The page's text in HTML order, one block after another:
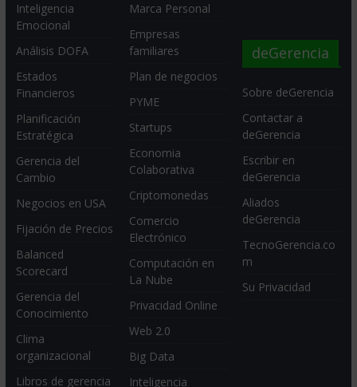
Inteligencia
Emocional
Análisis DOFA
Estados
Financieros
Planificación
Estratégica
Gerencia del
Cambio
Negocios en USA
Fijación de Precios
Balanced
Scorecard
Gerencia del
Conocimiento
Clima
organizacional
Libros de gerencia
Marca Personal
Empresas
familiares
Plan de negocios
PYME
Startups
Economia
Colaborativa
Criptomonedas
Comercio
Electrónico
Computación en
La Nube
Privacidad Online
Web 2.0
Big Data
Inteligencia
deGerencia
Sobre deGerencia
Contactar a
deGerencia
Escribir en
deGerencia
Aliados
deGerencia
TecnoGerencia.co
m
Su Privacidad